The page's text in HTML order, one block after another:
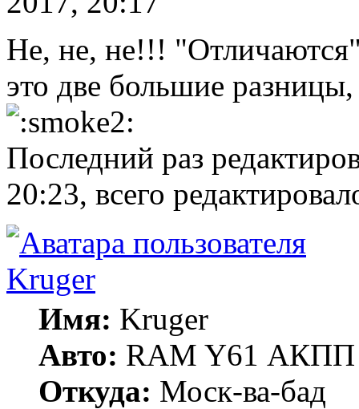
Не, не, не!!!
это две большие
Последний раз
20:23, всего
Kruger
Имя: Kruger
Авто: RAM Y61 АКПП
Откуда: Моск-ва-бад